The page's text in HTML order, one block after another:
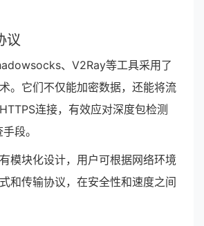
议
、V2Ray等工具采用了
。它们不仅能加密数据，还能将流
连接，有效应对深度包检测
段。
模块化设计，用户可根据网络环境
和传输协议，在安全性和速度之间